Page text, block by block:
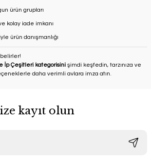
ürün grupları
kolay iade imkanı
ürün danışmanlığı
belirler!
İp Çeşitleri kategorisini şimdi keşfedin, tarzınıza ve
daha verimli avlara imza atın.
kayıt olun